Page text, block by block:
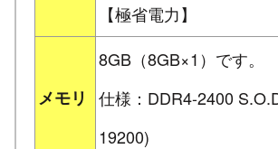
【極省電力】
メモリ
8GB（8GB×1）です。
仕様：DDR4-2400
19200)